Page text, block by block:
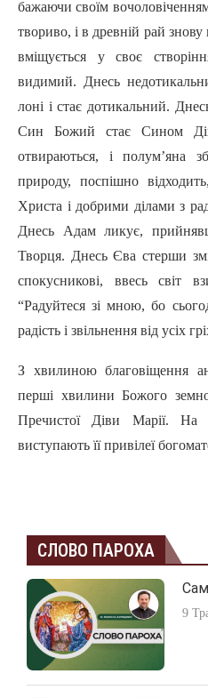
бажаючи своїм
твориво, і в древній рай
вміщується у своє
видимий. Днесь
лоні і стає дотикальний.
Син Божий стає Сином
отвираються, і полум’яна
природу, поспішно
Христа і добрими ділами з
Днесь Адам ликує,
Творця. Днесь Єва стерши
спокусникові, ввесь світ
“Радуйтеся зі мною, бо
радість і звільнення від усіх
З хвилиною благовіщення
перші хвилини Божого
Пречистої Діви Марії. На
виступають її привілеї
СЛОВО ПАРОХА
9